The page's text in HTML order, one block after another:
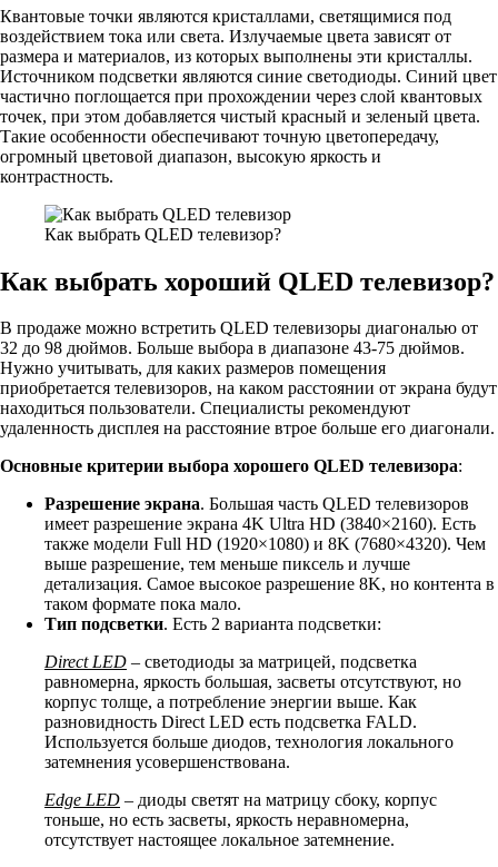
Квантовые точки являются кристаллами, светящимися под
воздействием тока или света. Излучаемые цвета зависят от
размера и материалов, из которых выполнены эти кристаллы.
Источником подсветки являются синие светодиоды. Синий цвет
частично поглощается при прохождении через слой квантовых
точек, при этом добавляется чистый красный и зеленый цвета.
Такие особенности обеспечивают точную цветопередачу,
огромный цветовой диапазон, высокую яркость и
контрастность.
Как выбрать QLED телевизор?
Как выбрать хороший QLED телевизор?
В продаже можно встретить QLED телевизоры диагональю от
32 до 98 дюймов. Больше выбора в диапазоне 43-75 дюймов.
Нужно учитывать, для каких размеров помещения
приобретается телевизоров, на каком расстоянии от экрана будут
находиться пользователи. Специалисты рекомендуют
удаленность дисплея на расстояние втрое больше его диагонали.
Основные критерии выбора хорошего QLED телевизора:
Разрешение экрана. Большая часть QLED телевизоров
имеет разрешение экрана 4K Ultra HD (3840×2160). Есть
также модели Full HD (1920×1080) и 8K (7680×4320). Чем
выше разрешение, тем меньше пиксель и лучше
детализация. Самое высокое разрешение 8K, но контента в
таком формате пока мало.
Тип подсветки. Есть 2 варианта подсветки:
Direct LED – светодиоды за матрицей, подсветка
равномерна, яркость большая, засветы отсутствуют, но
корпус толще, а потребление энергии выше. Как
разновидность Direct LED есть подсветка FALD.
Используется больше диодов, технология локального
затемнения усовершенствована.
Edge LED – диоды светят на матрицу сбоку, корпус
тоньше, но есть засветы, яркость неравномерна,
отсутствует настоящее локальное затемнение.